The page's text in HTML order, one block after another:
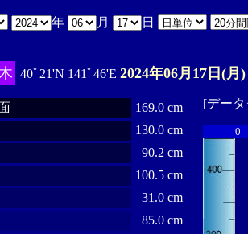
年 月 日
40ﾟ21'N 141ﾟ46'E 2024年06月17日(月)
169.0 cm
130.0 cm
90.2 cm
100.5 cm
31.0 cm
85.0 cm
[デー
0